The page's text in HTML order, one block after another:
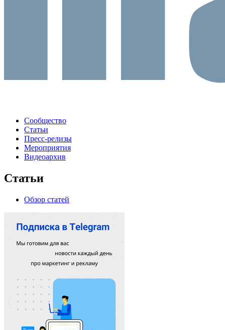
Сообщество
Статьи
Пресс-релизы
Мероприятия
Видеоархив
Статьи
Обзор статей